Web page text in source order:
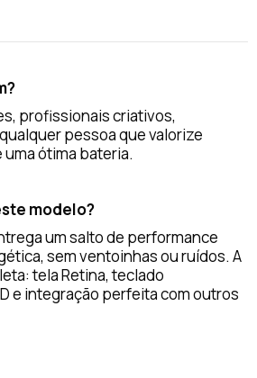
profissionais criativos,
pessoa que valorize
ótima bateria.
modelo?
um salto de performance
sem ventoinhas ou ruídos. A
tela Retina, teclado
e integração perfeita com outros